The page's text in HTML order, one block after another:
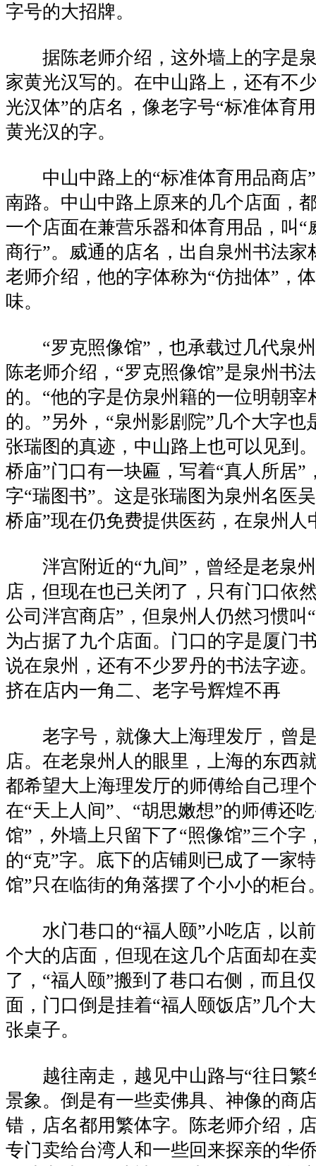
字号的大招牌。
据陈老师介绍，这外墙上的字是泉
家黄光汉写的。在中山路上，还有不
光汉体”的店名，像老字号“标准体育
黄光汉的字。
中山中路上的“标准体育用品商店”
南路。中山中路上原来的几个店面，
一个店面在兼营乐器和体育用品，叫“
商行”。威通的店名，出自泉州书法家
老师介绍，他的字体称为“仿拙体”，
味。
“罗克照像馆”，也承载过几代泉州
陈老师介绍，“罗克照像馆”是泉州书
的。“他的字是仿泉州籍的一位明朝宰
的。”另外，“泉州影剧院”几个大字也
张瑞图的真迹，中山路上也可以见到
桥庙”门口有一块匾，写着“真人所居”
字“瑞图书”。这是张瑞图为泉州名医
桥庙”现在仍免费提供医药，在泉州人
泮宫附近的“九间”，曾经是老泉州
店，但现在也已关闭了，只有门口依
公司泮宫商店”，但泉州人仍然习惯叫
为占据了九个店面。门口的字是厦门
说在泉州，还有不少罗丹的书法字迹
挤在店内一角二、老字号辉煌不再
老字号，就像大上海理发厅，曾是
店。在老泉州人的眼里，上海的东西
都希望大上海理发厅的师傅给自己理
在“天上人间”、“胡思嫩想”的师傅还
馆”，外墙上只留下了“照像馆”三个字
的“克”字。底下的店铺则已成了一家
馆”只在临街的角落摆了个小小的柜台
水门巷口的“福人颐”小吃店，以前
个大的店面，但现在这几个店面却在
了，“福人颐”搬到了巷口右侧，而且
面，门口倒是挂着“福人颐饭店”几个
张桌子。
越往南走，越见中山路与“往日繁
景象。倒是有一些卖佛具、神像的商
错，店名都用繁体字。陈老师介绍，
专门卖给台湾人和一些回来探亲的华